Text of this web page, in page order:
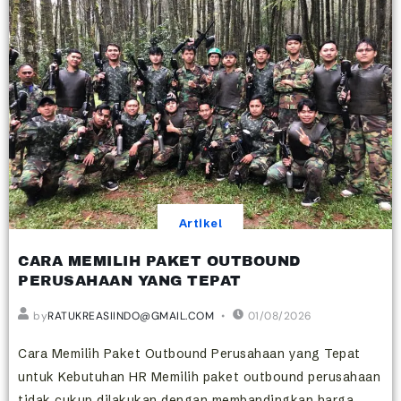
Artikel
CARA MEMILIH PAKET OUTBOUND
PERUSAHAAN YANG TEPAT
byRATUKREASIINDO@GMAIL.COM 01/08/2026
Cara Memilih Paket Outbound Perusahaan yang Tepat
untuk Kebutuhan HR Memilih paket outbound perusahaan